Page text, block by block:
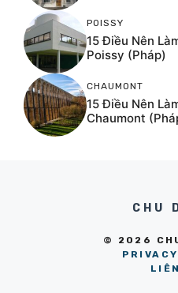
POISSY
15 Điều Nên
Poissy (Pháp)
CHAUMONT
15 Điều Nên
Chaumont
CHU
© 2026